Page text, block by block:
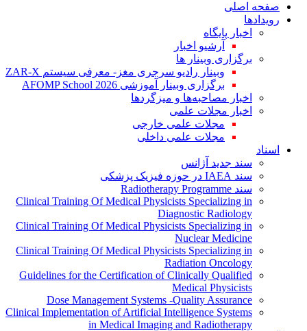
صفحه اصلی
رویدادها
اخبار پایگاه
آرشیو اخبار
برگزاری وبینار ها
وبینار رادیو سرجری مغز- معرفی سیستم ZAR-X
برگزاری وبینار آموزشی AFOMP School 2026
اخبار مصاحبه‌ها و میزگردها
اخبار مجلات علمی
مجلات علمی خارجی
مجلات علمی داخلی
اسناد
سند جدید آژانس
سند IAEA در حوزه فیزیک پزشکی
سند Radiotherapy Programme
Clinical Training Of Medical Physicists Specializing in
Diagnostic Radiology
Clinical Training Of Medical Physicists Specializing in
Nuclear Medicine
Clinical Training Of Medical Physicists Specializing in
Radiation Oncology
Guidelines for the Certification of Clinically Qualified
Medical Physicists
Dose Management Systems -Quality Assurance
Clinical Implementation of Artificial Intelligence Systems
in Medical Imaging and Radiotherapy